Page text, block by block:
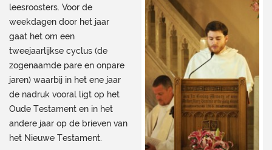
leesroosters. Voor de
weekdagen door het jaar
gaat het om een
tweejaarlijkse cyclus (de
zogenaamde pare en onpare
jaren) waarbij in het ene jaar
de nadruk vooral ligt op het
Oude Testament en in het
andere jaar op de brieven van
het Nieuwe Testament.